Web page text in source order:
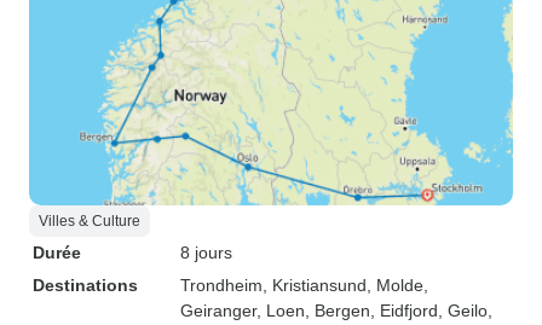
Villes & Culture
Durée
8 jours
Destinations
Trondheim , Kristiansund , Molde
Geiranger, Loen , Bergen , Eidfjord , Geilo